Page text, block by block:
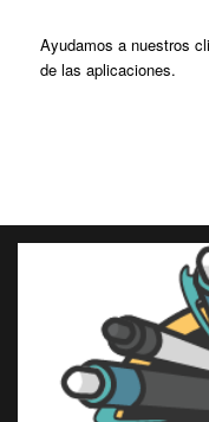
Ayudamos a nuestros
de las aplicaciones.